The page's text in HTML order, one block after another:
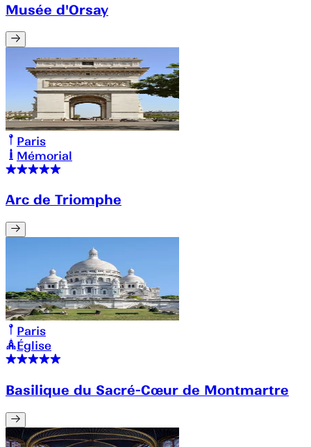
Musée d'Orsay
Paris
Mémorial
Arc de Triomphe
Paris
Église
Basilique du Sacré-Cœur de Montmartre